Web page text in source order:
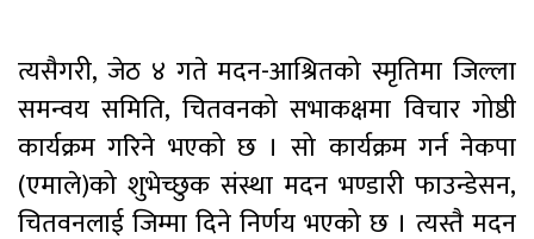
त्यसैगरी, जेठ ४ गते मदन-आश्रितको स्मृतिमा जिल्ला
समन्वय समिति, चितवनको सभाकक्षमा विचार गोष्ठी
कार्यक्रम गरिने भएको छ । सो कार्यक्रम गर्न नेकपा
(एमाले)को शुभेच्छुक संस्था मदन भण्डारी फाउन्डेसन,
चितवनलाई जिम्मा दिने निर्णय भएको छ । त्यस्तै मदन